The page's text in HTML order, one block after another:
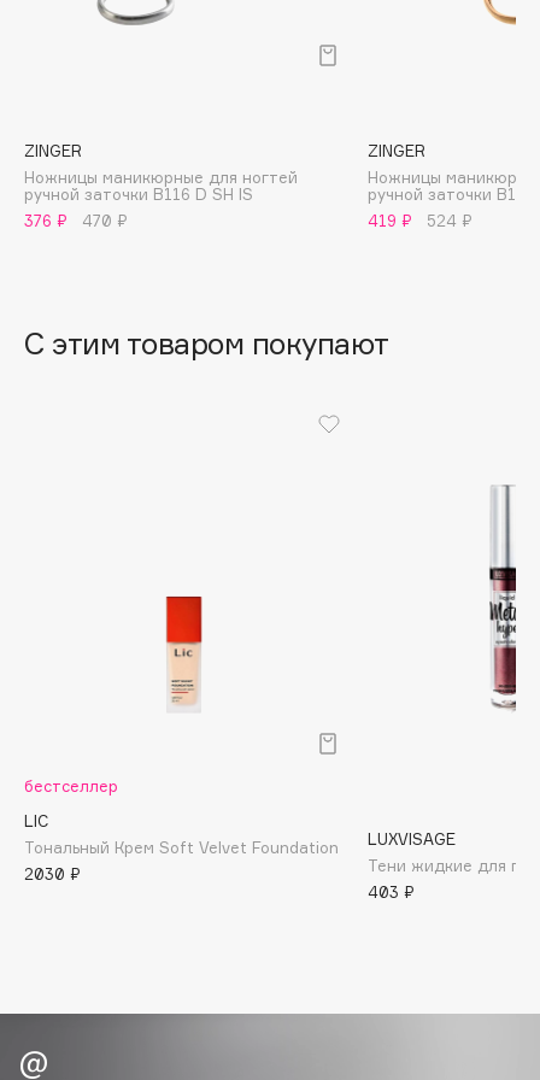
Banderas
Basicare
Beautyblades
НОВИНКА
BOOMSHOP
BORK
Brunello Cucinelli
Bvlgari
ZINGER
Ножницы маникюрные для ногтей
ручной заточки B116 D SH IS
376 ₽
470 ₽
ZINGER
Ножницы
ручной заточки B116
419 ₽
524 ₽
С этим товаром покупают
бестселлер
LIC
Тональный Крем Soft Velvet Foundation
2030 ₽
LUXVISAGE
Тени жидкие для
403 ₽